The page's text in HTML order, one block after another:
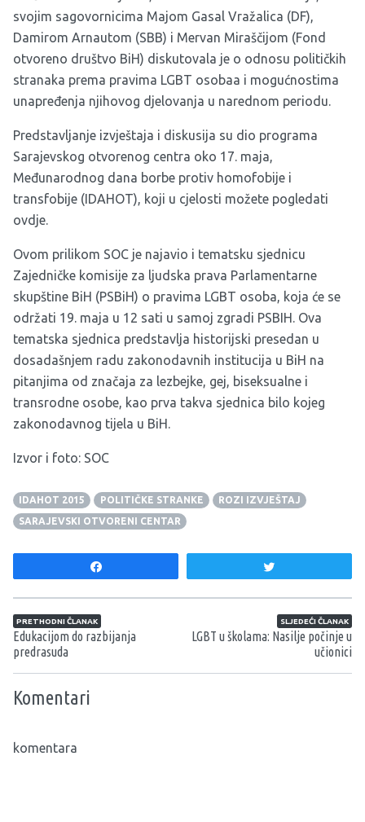
svojim sagovornicima Majom Gasal Vražalica (DF),
Damirom Arnautom (SBB) i Mervan Miraščijom (Fond
otvoreno društvo BiH) diskutovala je o odnosu političkih
stranaka prema pravima LGBT osobaa i mogućnostima
unapređenja njihovog djelovanja u narednom periodu.
Predstavljanje izvještaja i diskusija su dio programa
Sarajevskog otvorenog centra oko 17. maja,
Međunarodnog dana borbe protiv homofobije i
transfobije (IDAHOT), koji u cjelosti možete pogledati
ovdje.
Ovom prilikom SOC je najavio i tematsku sjednicu
Zajedničke komisije za ljudska prava Parlamentarne
skupštine BiH (PSBiH) o pravima LGBT osoba, koja će se
održati 19. maja u 12 sati u samoj zgradi PSBIH. Ova
tematska sjednica predstavlja historijski presedan u
dosadašnjem radu zakonodavnih institucija u BiH na
pitanjima od značaja za lezbejke, gej, biseksualne i
transrodne osobe, kao prva takva sjednica bilo kojeg
zakonodavnog tijela u BiH.
Izvor i foto: SOC
IDAHOT 2015 POLITIČKE STRANKE
ROZI IZVJEŠTAJ
SARAJEVSKI OTVORENI CENTAR
Navigacija članaka
PRETHODNI ČLANAK
Edukacijom do razbijanja
predrasuda
SLJEDEĆI ČLANAK
LGBT u školama: Nasilje počinje u
učionici
Komentari
komentara